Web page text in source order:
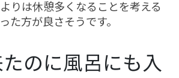
りは休憩多くなることを考える
た方が良さそうです。
のに風呂にも入